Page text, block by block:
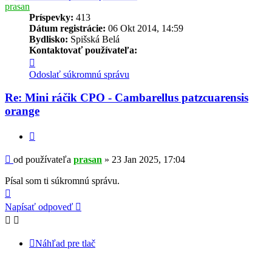
prasan
Príspevky: 413
Dátum registrácie: 06 Okt 2014, 14:59
Bydlisko: Spišská Belá
Kontaktovať používateľa:
informácie
používateľa
-
prasan
Odoslať súkromnú správu
Re: Mini ráčik CPO - Cambarellus patzcuarensis
orange
Príspevok
od používateľa prasan » 23 Jan 2025, 17:04
Písal som ti súkromnú správu.
Napísať odpoveď
Náhľad pre tlač